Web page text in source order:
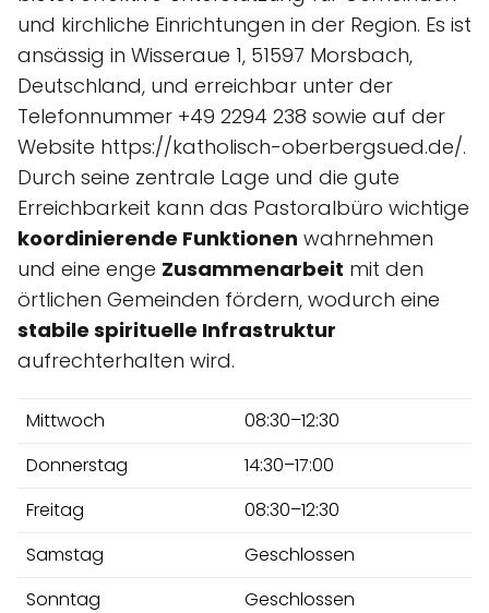
und kirchliche Einrichtungen in der Region. Es ist
ansässig in Wisseraue 1, 51597 Morsbach,
Deutschland, und erreichbar unter der
Telefonnummer +49 2294 238 sowie auf der
Website https://katholisch-oberbergsued.de/.
Durch seine zentrale Lage und die gute
Erreichbarkeit kann das Pastoralbüro wichtige
koordinierende Funktionen wahrnehmen
und eine enge Zusammenarbeit mit den
örtlichen Gemeinden fördern, wodurch eine
stabile spirituelle Infrastruktur
aufrechterhalten wird.
Mittwoch
08:30–12:30
Donnerstag
14:30–17:00
Freitag
08:30–12:30
Samstag
Geschlossen
Sonntag
Geschlossen